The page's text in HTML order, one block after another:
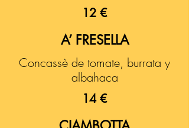
12 €
A’ FRESELLA
Concassè de tomate, burrata y
albahaca
14 €